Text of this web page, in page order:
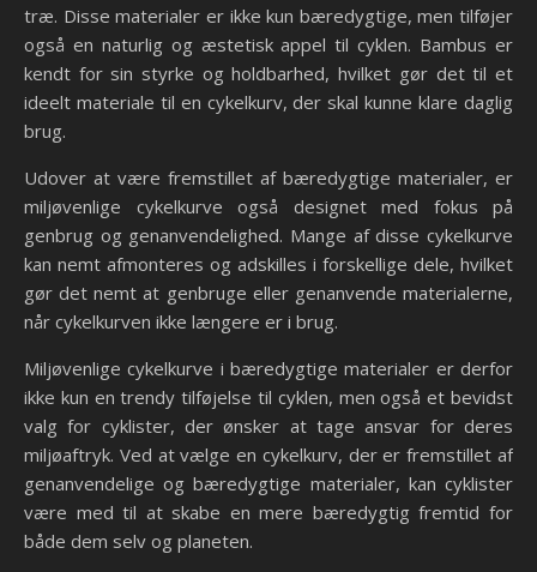
træ. Disse materialer er ikke kun bæredygtige, men tilføjer
også en naturlig og æstetisk appel til cyklen. Bambus er
kendt for sin styrke og holdbarhed, hvilket gør det til et
ideelt materiale til en cykelkurv, der skal kunne klare daglig
brug.
Udover at være fremstillet af bæredygtige materialer, er
miljøvenlige cykelkurve også designet med fokus på
genbrug og genanvendelighed. Mange af disse cykelkurve
kan nemt afmonteres og adskilles i forskellige dele, hvilket
gør det nemt at genbruge eller genanvende materialerne,
når cykelkurven ikke længere er i brug.
Miljøvenlige cykelkurve i bæredygtige materialer er derfor
ikke kun en trendy tilføjelse til cyklen, men også et bevidst
valg for cyklister, der ønsker at tage ansvar for deres
miljøaftryk. Ved at vælge en cykelkurv, der er fremstillet af
genanvendelige og bæredygtige materialer, kan cyklister
være med til at skabe en mere bæredygtig fremtid for
både dem selv og planeten.